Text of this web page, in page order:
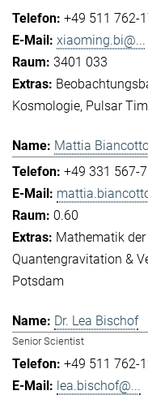
+49 511 762-
xiaoming.bi@...
3401 033
Kosmologie Pulsar
Mattia
+49 331 567-
0.60
Mathematik
Quantengravitation &
Potsdam
Dr. Lea Bischof
Senior Scientist
+49 511 762-
lea.bischof@...